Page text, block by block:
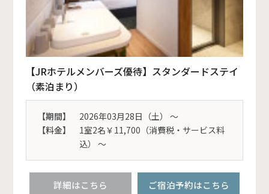
【JRホテルメンバーズ優待】スタンダードステイ
（素泊まり）
【期間】
2026年03月28日（土） 〜
【料金】
1室2名￥11,700（消費税・サービス料
込） ～
詳細はこちら ご宿泊予約はこちら